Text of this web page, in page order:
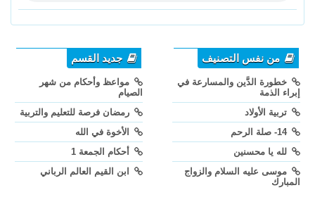
من نفس التصنيف
خطورة الدَّين والمسارعة في
إبراء الذمة
تربية الأولاد
14- صلة الرحم
لله يا محسنين
موسى عليه السلام والزواج
المبارك
جديد القسم
مواعظ وأحكام من شهر
الصيام
رمضان فرصة للتعليم والتربية
الأخوة في الله
أحكام الجمعة 1
ابن القيم العالم الرباني